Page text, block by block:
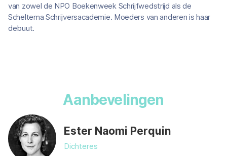
van zowel de NPO Boekenweek Schrijfwedstrijd als de
Scheltema Schrijversacademie. Moeders van anderen is haar
debuut.
Aanbevelingen
Ester Naomi Perquin
Dichteres